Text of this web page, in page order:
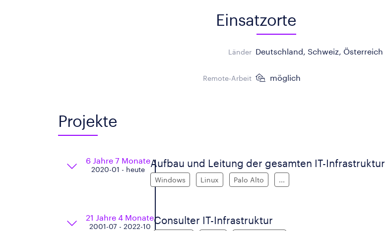
Einsatzorte
Länder Deutschland, Schweiz, Österreich
Remote-Arbeit möglich
Projekte
6 Jahre 7 Monate
2020-01 - heute
Aufbau und Leitung der gesamten IT-Infrastruktur
Windows Linux Palo Alto ...
21 Jahre 4 Monate
2001-07 - 2022-10
Consulter IT-Infrastruktur